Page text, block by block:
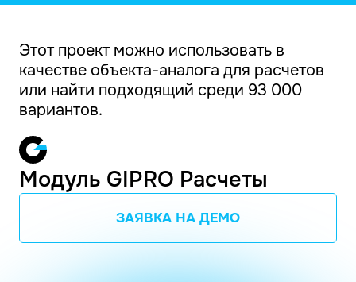
Этот проект можно использовать в
качестве объекта-аналога для расчетов
или найти подходящий среди 93 000
вариантов.
Модуль GIPRO Расчеты
ЗАЯВКА НА ДЕМО